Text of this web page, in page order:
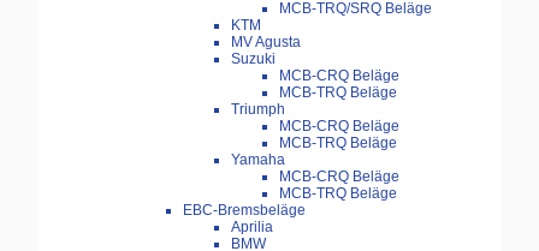
MCB-TRQ/SRQ Beläge
KTM
MV Agusta
Suzuki
MCB-CRQ Beläge
MCB-TRQ Beläge
Triumph
MCB-CRQ Beläge
MCB-TRQ Beläge
Yamaha
MCB-CRQ Beläge
MCB-TRQ Beläge
EBC-Bremsbeläge
Aprilia
BMW